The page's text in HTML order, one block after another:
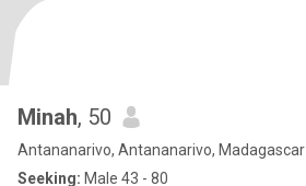
Minah, 50
Antananarivo, Antananarivo, Madagascar
Seeking: Male 43 - 80